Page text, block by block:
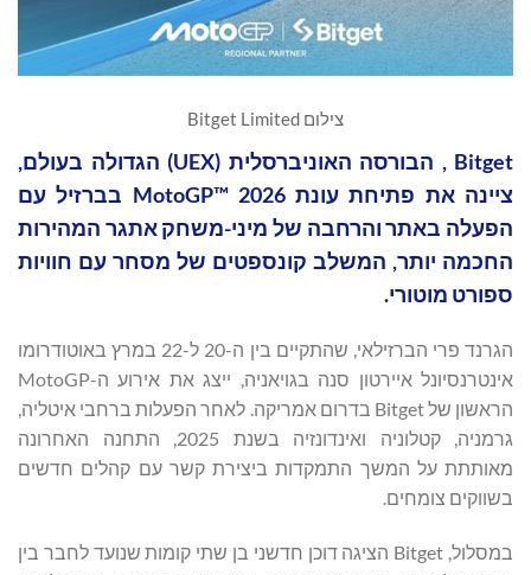
צילום Bitget Limited
Bitget , הבורסה האוניברסלית (UEX) הגדולה בעולם,
ציינה את פתיחת עונת MotoGP™ 2026 בברזיל עם
הפעלה באתר והרחבה של מיני-משחק אתגר המהירות
החכמה יותר, המשלב קונספטים של מסחר עם חוויות
ספורט מוטורי.
הגרנד פרי הברזילאי, שהתקיים בין ה-20 ל-22 במרץ באוטודרומו
אינטרנסיונל איירטון סנה בגויאניה, ייצג את אירוע ה-MotoGP
הראשון של Bitget בדרום אמריקה. לאחר הפעלות ברחבי איטליה,
גרמניה, קטלוניה ואינדונזיה בשנת 2025, התחנה האחרונה
מאותתת על המשך התמקדות ביצירת קשר עם קהלים חדשים
בשווקים צומחים.
במסלול, Bitget הציגה דוכן חדשני בן שתי קומות שנועד לחבר בין